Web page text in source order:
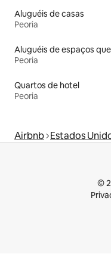
Aluguéis de casas
Peoria
Peoria
Quartos de hotel
Peoria
Airbnb Estados
©